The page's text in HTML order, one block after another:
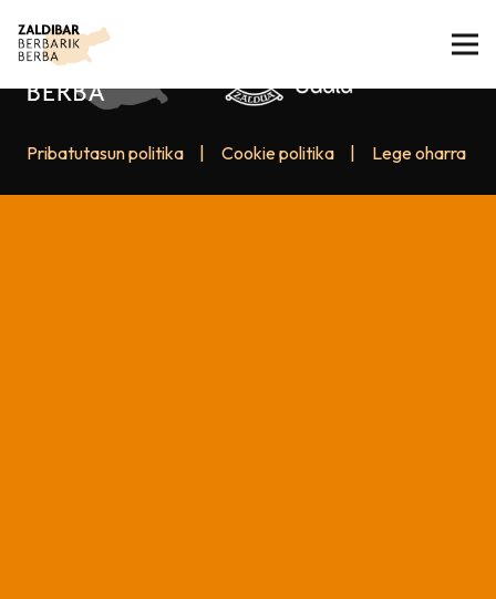
Pribatutasun politika Cookie politika Lege oharra